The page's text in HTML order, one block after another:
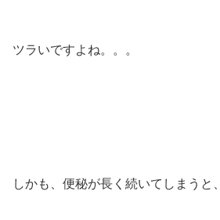
ツラいですよね。。。
しかも、便秘が長く続いてしまうと、